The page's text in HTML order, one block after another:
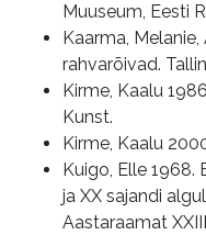
Muuseum, Eesti
Kaarma,
rahvarõivad.
Kirme, Kaalu
Kunst.
Kirme, Kaalu
Kuigo, Elle 1968.
ja XX sajandi
Aastaraamat